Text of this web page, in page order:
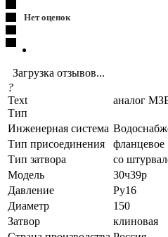
Нет оценок
Загрузка отзывов...
?
Text
Тип
аналог
Инженерная система
Тип присоединения
фланцевое
Тип затвора
со
Модель
30ч39р
Давление
Ру16
Диаметр
150
Затвор
клиновая